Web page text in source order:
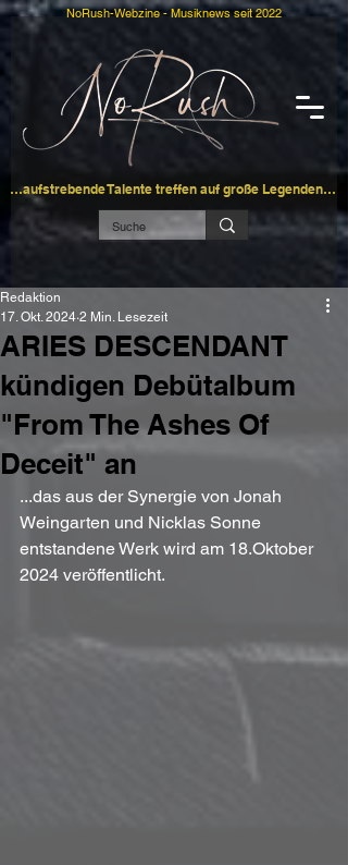
…aufstrebende Talente treffen auf große Legenden…
NoRush-Webzine - Musiknews seit 2022
ARIES DESCENDANT
kündigen Debütalbum
"From The Ashes Of
Deceit" an
Redaktion
17. Okt. 2024 2 Min. Lesezeit
...das aus der Synergie von Jonah
Weingarten und Nicklas Sonne
entstandene Werk wird am 18.Oktober
2024 veröffentlicht.